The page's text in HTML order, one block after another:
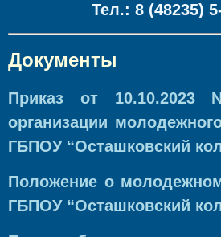
Тел.: 8 (48235)
Документы
Приказ от
организации
ГБПОУ “Осташковский
Положение о
ГБПОУ “Осташковский